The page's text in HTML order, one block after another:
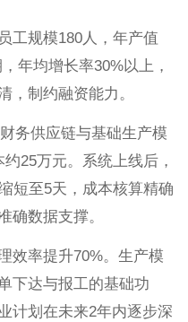
工规模180人，年产值
年均增长率30%以上，
，制约融资能力。
务供应链与基础生产模
25万元。系统上线后，
短至5天，成本核算精确
确数据支撑。
效率提升70%。生产模
下达与报工的基础功
计划在未来2年内逐步深